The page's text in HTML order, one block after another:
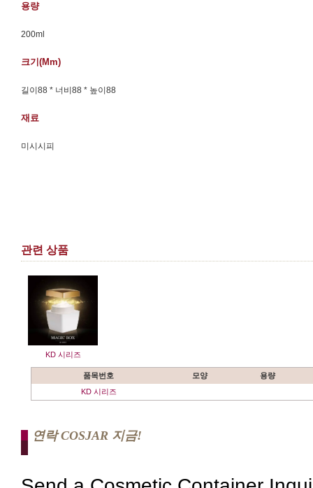
용량
200ml
크기(mm)
길이88 * 너비88 * 높이88
재료
미시시피
관련 상품
KD 시리즈
품목번호 모양
용량
KD 시리즈
연락 COSJAR 지금!